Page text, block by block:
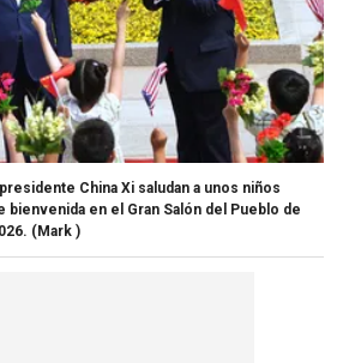
China Xi saludan a unos niños
bienvenida en el Gran Salón del Pueblo de
(Mark )